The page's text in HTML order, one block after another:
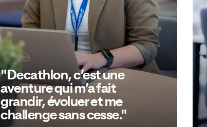
"Decathlon, c’est une
aventure qui m’a fait
grandir, évoluer et me
challenge sans cesse."